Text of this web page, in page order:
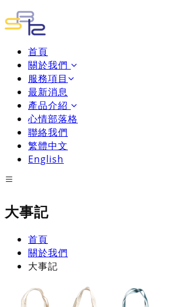
首頁
關於我們
服務項目
最新消息
產品介紹
心情部落格
聯絡我們
繁體中文
English
大事記
首頁
關於我們
大事記